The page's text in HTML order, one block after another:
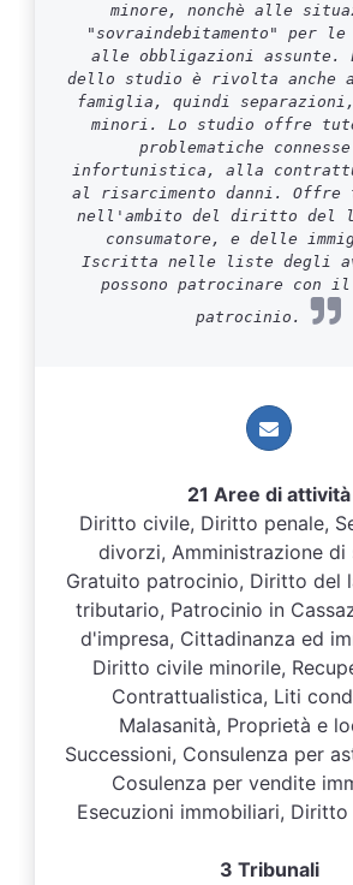
minore, nonchè alle
"sovraindebitamento" per
alle obbligazioni
dello studio è rivolta
famiglia, quindi
minori. Lo studio offre
problematiche
infortunistica, alla
al risarcimento danni. Offre
nell'ambito del diritto del
consumatore, e delle
Iscritta nelle liste degli
possono patrocinare con
patrocinio.
21 Aree di attività
Diritto civile, Diritto penale,
divorzi, Amministrazione di
Gratuito patrocinio, Diritto del
tributario, Patrocinio in
d'impresa, Cittadinanza ed
Diritto civile minorile,
Contrattualistica, Liti
Malasanità, Proprietà e
Successioni, Consulenza per
Cosulenza per vendite
Esecuzioni immobiliari,
3 Tribunali